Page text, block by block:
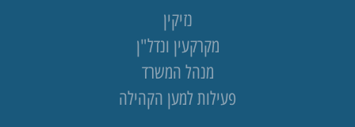
נזיקין
מקרקעין ונדל"ן
מנהל המשרד
פעילות למען הקהילה